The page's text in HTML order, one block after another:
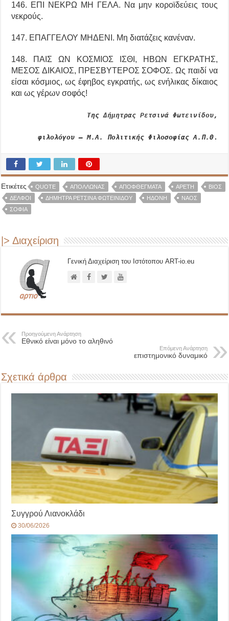
146. ΕΠΙ ΝΕΚΡΩ ΜΗ ΓΕΛΑ. Να μην κοροϊδεύεις τους
νεκρούς.
147. ΕΠΑΓΓΕΛΟΥ ΜΗΔΕΝΙ. Μη διατάζεις κανέναν.
148. ΠΑΙΣ ΩΝ ΚΟΣΜΙΟΣ ΙΣΘΙ, ΗΒΩΝ ΕΓΚΡΑΤΗΣ,
ΜΕΣΟΣ ΔΙΚΑΙΟΣ, ΠΡΕΣΒΥΤΕΡΟΣ ΣΟΦΟΣ. Ως παιδί να
είσαι κόσμιος, ως έφηβος εγκρατής, ως ενήλικας δίκαιος
και ως γέρων σοφός!
ΤηςΔήμητρας Ρετσινά Φωτεινίδου,
φιλολόγου – Μ.Α. Πολιτικής Φιλοσοφίας Α.Π.Θ.
Ετικέτες QUOTE ΑΠΌΛΛΩΝΑΣ ΑΠΟΦΘΈΓΜΑΤΑ ΑΡΕΤΉ
ΒΙΟΣ
ΔΕΛΦΟΊ
ΔΉΜΗΤΡΑ ΡΕΤΣΙΝΆ ΦΩΤΕΙΝΊΔΟΥ ΗΔΟΝΉ
ΝΑΌΣ
ΣΟΦΊΑ
|> Διαχείριση
Γενική Διαχείριση του Ιστότοπου ART-io.eu
Προηγούμενη Ανάρτηση
Εθνικό είναι μόνο το αληθινό
Επόμενη Ανάρτηση
επιστημονικό δυναμικό
Σχετικά άρθρα
Συγγρού Λιανοκλάδι
30/06/2026